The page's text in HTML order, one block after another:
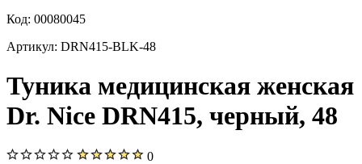
Код: 00080045
Артикул: DRN415-BLK-48
Туника медицинская женская
Dr. Nice DRN415, черный, 48
0